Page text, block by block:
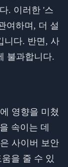
. 이러한 '스
여하며, 더 설
니다. 반면, 사
불과합니다.
영향을 미쳤
속이는 데
사이버 보안
을 줄 수 있